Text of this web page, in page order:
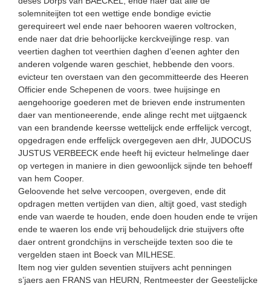
solemniteijten tot een wettige ende bondige evictie
gerequireert wel ende naer behooren waeren voltrocken,
ende naer dat drie behoorlijcke kerckveijlinge resp. van
veertien daghen tot veerthien daghen d’eenen aghter den
anderen volgende waren geschiet, hebbende den voors.
evicteur ten overstaen van den gecommitteerde des Heeren
Officier ende Schepenen de voors. twee huijsinge en
aengehoorige goederen met de brieven ende instrumenten
daer van mentioneerende, ende alinge recht met uijtgaenck
van een brandende keersse wettelijck ende erffelijck vercogt,
opgedragen ende erffelijck overgegeven aen dHr, JUDOCUS
JUSTUS VERBEECK ende heeft hij evicteur helmelinge daer
op vertegen in maniere in dien gewoonlijck sijnde ten behoeff
van hem Cooper.
Geloovende het selve vercoopen, overgeven, ende dit
opdragen metten vertijden van dien, altijt goed, vast stedigh
ende van waerde te houden, ende doen houden ende te vrijen
ende te waeren los ende vrij behoudelijck drie stuijvers ofte
daer ontrent grondchijns in verscheijde texten soo die te
vergelden staen int Boeck van MILHESE.
Item nog vier gulden seventien stuijvers acht penningen
s’jaers aen FRANS van HEURN, Rentmeester der Geestelijcke